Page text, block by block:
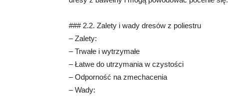
### 2.2. Zalety i wady dresów z poliestru
– Zalety:
– Trwałe i wytrzymałe
– Łatwe do utrzymania w czystości
– Odporność na zmechacenia
– Wady: